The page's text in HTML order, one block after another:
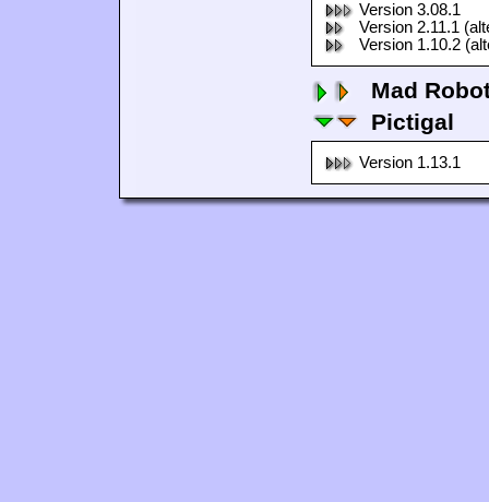
Version 3.08.1
Version 2.11.1
Version 1.10.2
Mad
Pictigal
Version 1.13.1